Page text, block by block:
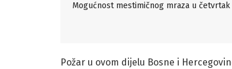
Mogućnost mestimičnog mraza u
Požar u ovom dijelu Bosne i